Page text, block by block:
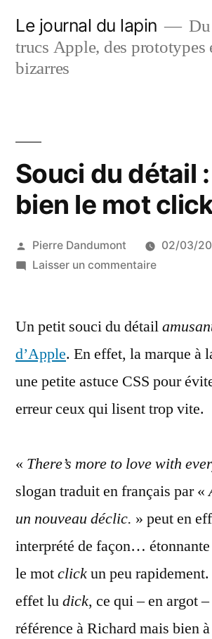
contenu
Le journal du lapin
trucs Apple, des prototypes
bizarres
Souci du détail
bien le mot
Publié
par
Pierre Dandumont
02/03/
Laisser un commentairesur
détail
lisez
bien
mot
Un petit souci du détail
d’Apple. En effet, la marque à
une petite astuce CSS pour
erreur ceux qui lisent trop vite.
« There’s more to love with
slogan traduit en français par «
un nouveau déclic. » peut en
interprété de façon…
le motclickun peu
effet ludick, ce qui – en argot
référence à Richard mais bien